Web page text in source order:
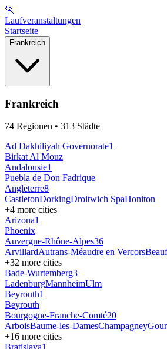
🏃
Laufveranstaltungen
Startseite
Frankreich
Frankreich
74 Regionen • 313 Städte
Ad Dakhiliyah ‍Governorate1
Birkat Al Mouz
Andalousie1
Puebla de Don Fadrique
Angleterre8
CastletonDorkingDroitwich SpaHoniton
+4 more cities
Arizona1
Phoenix
Auvergne-Rhône-Alpes36
ArvillardAutrans-Méaudre en Vercors
+32 more cities
Bade-Wurtemberg3
LadenburgMannheimUlm
Beyrouth1
Beyrouth
Bourgogne-Franche-Comté20
ArboisBaume-les-DamesChampagney
+16 more cities